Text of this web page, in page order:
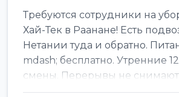
Требуются сотрудники на
Хай-Тек в Раанане! Есть
Нетании туда и обратно.
mdash; бесплатно. Утренние
смены. Перерывы не
для всех...